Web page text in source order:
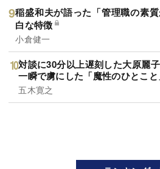
稲盛和夫が語った「管理職の素
白な特徴
小倉健一
対談に30分以上遅刻した大原麗
一瞬で虜にした「魔性のひとこと
五木寛之